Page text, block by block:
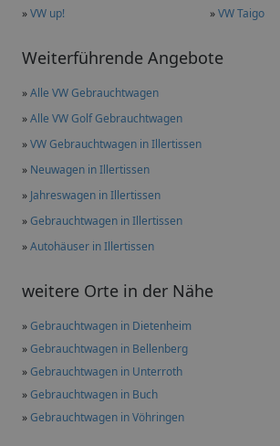
»VW up! »VW Taigo
Weiterführende Angebote
»Alle VW Gebrauchtwagen
»Alle VW Golf Gebrauchtwagen
»VW Gebrauchtwagen in Illertissen
» Neuwagen in Illertissen
» Jahreswagen in Illertissen
»Gebrauchtwagen in Illertissen
»Autohäuser in Illertissen
weitere Orte in der Nähe
»Gebrauchtwagen in Dietenheim
»Gebrauchtwagen in Bellenberg
»Gebrauchtwagen in Unterroth
»Gebrauchtwagen in Buch
»Gebrauchtwagen in Vöhringen